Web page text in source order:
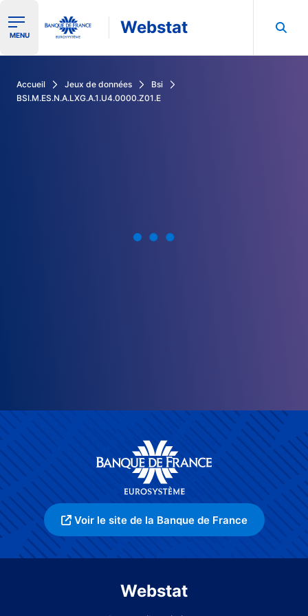
Ouvrir le menu de navigation
MENU Webstat
Accueil Jeux de données
Bsi
BSI.M.ES.N.A.LXG.A.1.U4.0000.Z01.E
Voir le site de la Banque de France
Webstat